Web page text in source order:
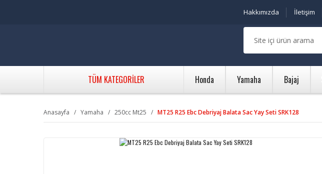
Hakkımızda İletişim
TÜM KATEGORİLER Honda Yamaha Bajaj
Anasayfa Yamaha 250cc Mt25 MT25 R25 Ebc Debriyaj Balata Sac Yay Seti SRK128